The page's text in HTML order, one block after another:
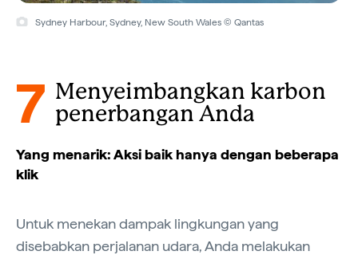
Sydney Harbour, Sydney, New South Wales © Qantas
7 Menyeimbangkan karbon
penerbangan Anda
Yang menarik: Aksi baik hanya dengan beberapa
klik
Untuk menekan dampak lingkungan yang
disebabkan perjalanan udara, Anda melakukan